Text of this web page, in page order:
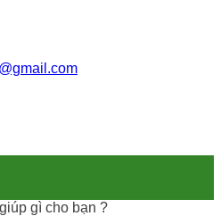
gì cho bạn ?